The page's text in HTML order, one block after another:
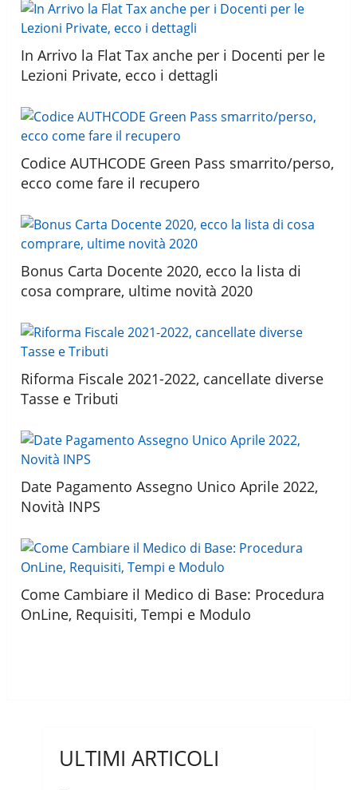
In Arrivo la Flat Tax anche per i Docenti per le
Lezioni Private, ecco i dettagli
Codice AUTHCODE Green Pass smarrito/perso,
ecco come fare il recupero
Bonus Carta Docente 2020, ecco la lista di
cosa comprare, ultime novità 2020
Riforma Fiscale 2021-2022, cancellate diverse
Tasse e Tributi
Date Pagamento Assegno Unico Aprile 2022,
Novità INPS
Come Cambiare il Medico di Base: Procedura
OnLine, Requisiti, Tempi e Modulo
ULTIMI ARTICOLI